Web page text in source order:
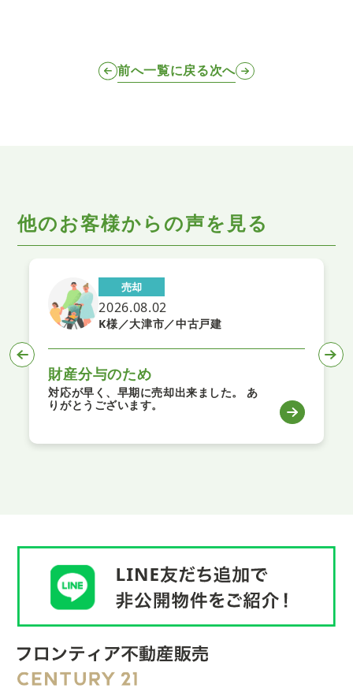
前へ一覧に戻る次へ
他のお客様からの声を見る
売却
2026.08.02
K様／大津市／中古戸建
財産分与のため
対応が早く、早期に売却出来ました。 あ
りがとうございます。